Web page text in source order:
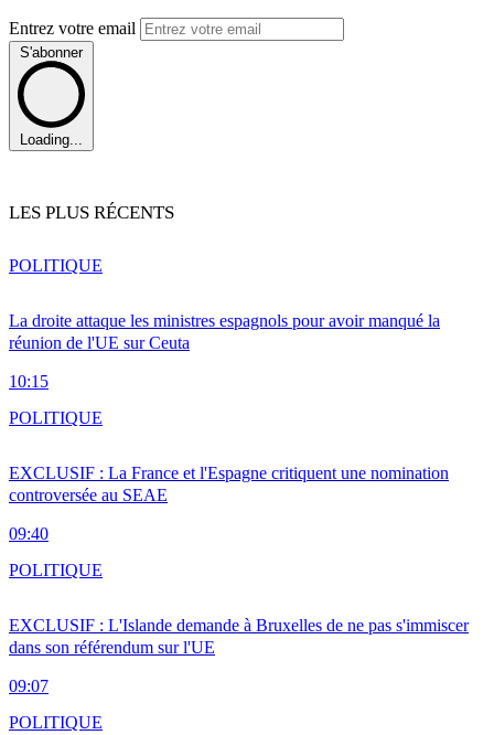
Entrez votre email
S'abonner
Loading...
LES PLUS RÉCENTS
La droite attaque les ministres espagnols pour avoir manqué la
réunion de l'UE sur Ceuta
10:15
POLITIQUE
EXCLUSIF : La France et l'Espagne critiquent une nomination
controversée au SEAE
09:40
POLITIQUE
EXCLUSIF : L'Islande demande à Bruxelles de ne pas s'immiscer
dans son référendum sur l'UE
09:07
POLITIQUE
POLITIQUE